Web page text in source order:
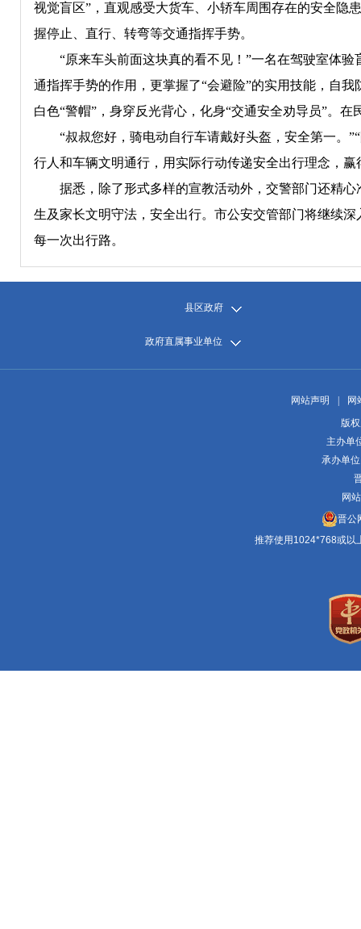
视觉盲区”，直观感受大货车、小轿车周围存在的安全隐
握停止、直行、转弯等交通指挥手势。
“原来车头前面这块真的看不见！”一名在驾驶室体验
通指挥手势的作用，更掌握了“会避险”的实用技能，自
白色“警帽”，身穿反光背心，化身“交通安全劝导员”。
“叔叔您好，骑电动自行车请戴好头盔，安全第一。”“
行人和车辆文明通行，用实际行动传递安全出行理念，
据悉，除了形式多样的宣教活动外，交警部门还精心
生及家长文明守法，安全出行。市公安交管部门将继续
每一次出行路。
县区政府
政府直属事业单位
网站声明
网
版
主办单
承办单
网
晋公
推荐使用1024*768或以